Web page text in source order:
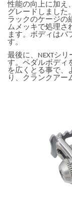
性能の向上に加え
グレードしました
ラックのケージの
ムメッキで処理さ
ます。ボディはバ
す。
最後に、NEXTシ
す。ペダルボディ
を広くとる事で、
り、クランクアー